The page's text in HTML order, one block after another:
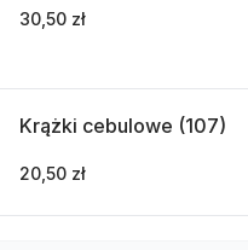
30,50 zł
Krążki cebulowe (107)
20,50 zł